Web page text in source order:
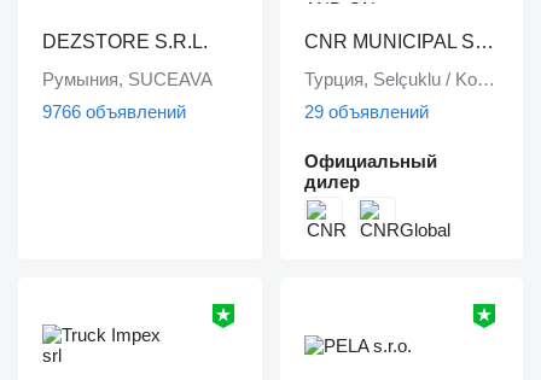
DEZSTORE S.R.L.
Румыния, SUCEAVA
9766 объявлений
CNR MUNICIPAL SERVICE VEHICLES AND ON VEHICLE EQUIPMENT INDUSTRY TRADE LIMITED COMPANY
Турция, Selçuklu / Konya
29 объявлений
Официальный
дилер